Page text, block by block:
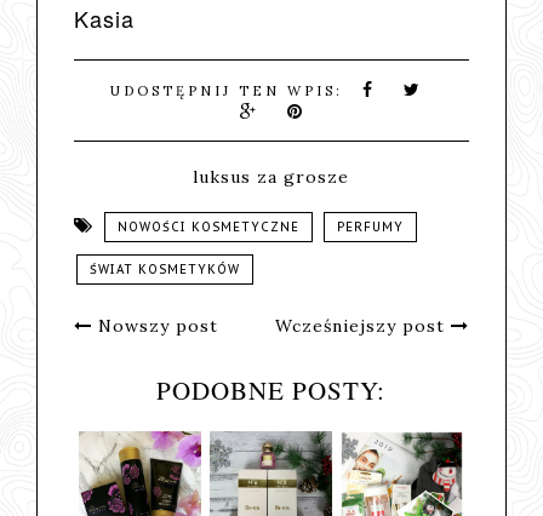
Kasia
UDOSTĘPNIJ TEN WPIS:
luksus za grosze
NOWOŚCI KOSMETYCZNE PERFUMY
ŚWIAT KOSMETYKÓW
Nowszy post Wcześniejszy post
PODOBNE POSTY: